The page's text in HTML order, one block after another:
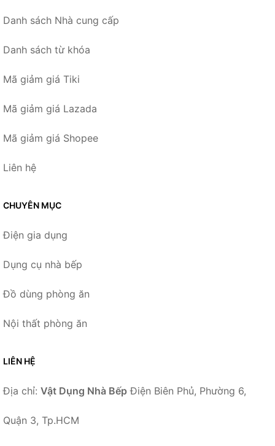
Danh sách Nhà cung cấp
Danh sách từ khóa
Mã giảm giá Tiki
Mã giảm giá Lazada
Mã giảm giá Shopee
Liên hệ
CHUYÊN MỤC
Điện gia dụng
Dụng cụ nhà bếp
Đồ dùng phòng ăn
Nội thất phòng ăn
LIÊN HỆ
Địa chỉ: Vật Dụng Nhà Bếp Điện Biên Phủ, Phường 6,
Quận 3, Tp.HCM